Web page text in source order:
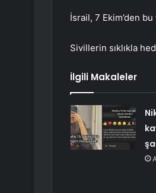
İsrail, 7 Ekim’den
Sivillerin sıklıkla
İlgili Makaleler